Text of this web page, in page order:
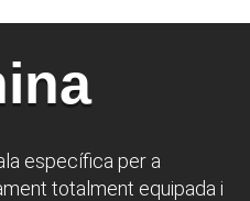
específica per a
totalment equipada i